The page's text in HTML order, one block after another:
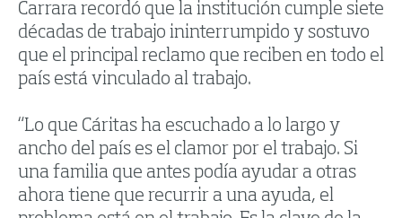
Carrara recordó que la institución cumple siete
décadas de trabajo ininterrumpido y sostuvo
que el principal reclamo que reciben en todo el
país está vinculado al trabajo.
“Lo que Cáritas ha escuchado a lo largo y
ancho del país es el clamor por el trabajo. Si
una familia que antes podía ayudar a otras
ahora tiene que recurrir a una ayuda, el